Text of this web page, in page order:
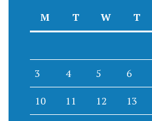
M
T W T
3 4 5 6
10 11 12 13